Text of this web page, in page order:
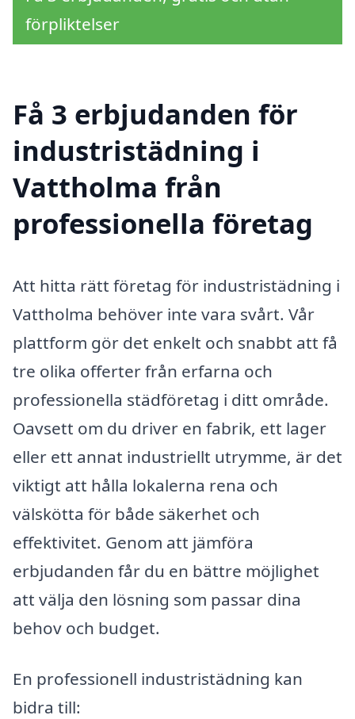
förpliktelser
Få 3 erbjudanden för
industristädning i
Vattholma från
professionella företag
Att hitta rätt företag för industristädning i
Vattholma behöver inte vara svårt. Vår
plattform gör det enkelt och snabbt att få
tre olika offerter från erfarna och
professionella städföretag i ditt område.
Oavsett om du driver en fabrik, ett lager
eller ett annat industriellt utrymme, är det
viktigt att hålla lokalerna rena och
välskötta för både säkerhet och
effektivitet. Genom att jämföra
erbjudanden får du en bättre möjlighet
att välja den lösning som passar dina
behov och budget.
En professionell industristädning kan
bidra till: